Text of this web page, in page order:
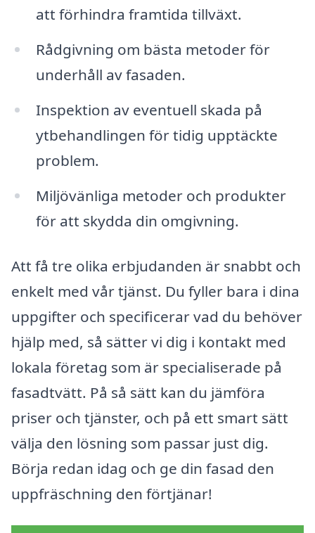
att förhindra framtida tillväxt.
Rådgivning om bästa metoder för
underhåll av fasaden.
Inspektion av eventuell skada på
ytbehandlingen för tidig upptäckte
problem.
Miljövänliga metoder och produkter
för att skydda din omgivning.
Att få tre olika erbjudanden är snabbt och
enkelt med vår tjänst. Du fyller bara i dina
uppgifter och specificerar vad du behöver
hjälp med, så sätter vi dig i kontakt med
lokala företag som är specialiserade på
fasadtvätt. På så sätt kan du jämföra
priser och tjänster, och på ett smart sätt
välja den lösning som passar just dig.
Börja redan idag och ge din fasad den
uppfräschning den förtjänar!